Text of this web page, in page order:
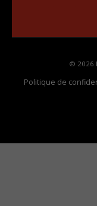
© 2026
Politique de